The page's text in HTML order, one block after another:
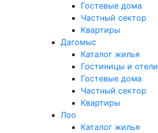
Гостевые дома
Частный сектор
Квартиры
Дагомыс
Каталог жилья
Гостиницы и отели
Гостевые дома
Частный сектор
Квартиры
Лоо
Каталог жилья